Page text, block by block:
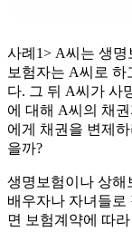
사례1> A씨는 생명
보험자는 A씨로 하
다. 그 뒤 A씨가 사
에 대해 A씨의 채
에게 채권을 변제
을까?
생명보험이나 상해
배우자나 자녀들로
면 보험계약에 따